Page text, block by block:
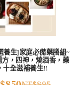
養生]家庭必備藥膳組~
方，四神，燒酒香，藥
十全滋補養生!!